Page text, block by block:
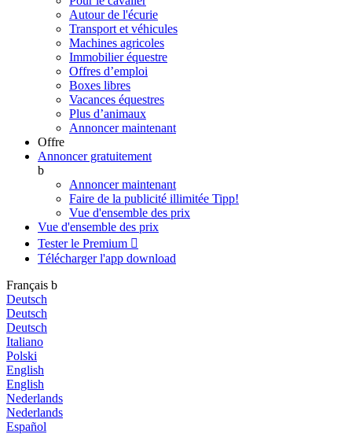
Autour de l'écurie
Transport et véhicules
Machines agricoles
Immobilier équestre
Offres d’emploi
Boxes libres
Vacances équestres
Plus d’animaux
Annoncer maintenant
Offre
Annoncer gratuitement
b
Annoncer maintenant
Faire de la publicité illimitée Tipp!
Vue d'ensemble des prix
Vue d'ensemble des prix
Tester le Premium 
Télécharger l'app download
Français b
Deutsch
Deutsch
Deutsch
Italiano
Polski
English
English
Nederlands
Nederlands
Español